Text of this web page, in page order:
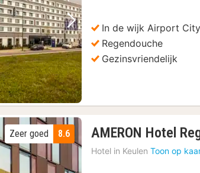
Volgende foto
In de wijk Airport City
Regendouche
Gezinsvriendelijk
8.6
Zeer goed AMERON Hotel
Hotel in Keulen Toon op